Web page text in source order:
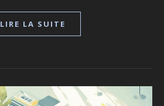
LIRE LA SUITE